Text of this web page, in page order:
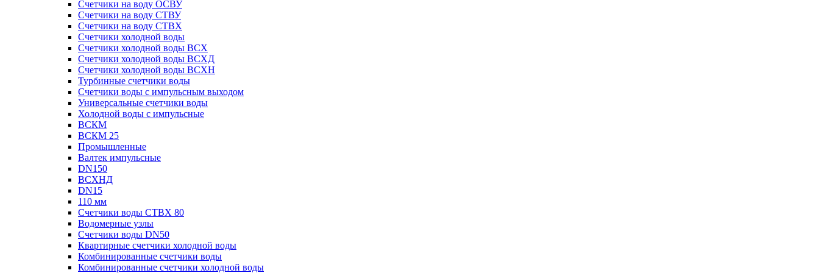
Счетчики на воду ОСВУ
Счетчики на воду СТВУ
Счетчики на воду СТВХ
Счетчики холодной воды
Счетчики холодной воды ВСХ
Счетчики холодной воды ВСХД
Счетчики холодной воды ВСХН
Турбинные счетчики воды
Счетчики воды с импульсным выходом
Универсальные счетчики воды
Холодной воды с импульсные
ВСКМ
ВСКМ 25
Промышленные
Валтек импульсные
DN150
ВСХНД
DN15
110 мм
Счетчики воды СТВХ 80
Водомерные узлы
Счетчики воды DN50
Квартирные счетчики холодной воды
Комбинированные счетчики воды
Комбинированные счетчики холодной воды